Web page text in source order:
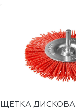
ЩЕТКА